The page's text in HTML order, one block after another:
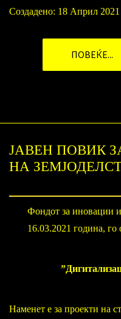
Создадено: 18 Април 2021
ПОВЕЌЕ...
ЈАВЕН ПОВИК
НА
Фондот за иновации
16.03.2021 година, го
Наменет е за проекти на